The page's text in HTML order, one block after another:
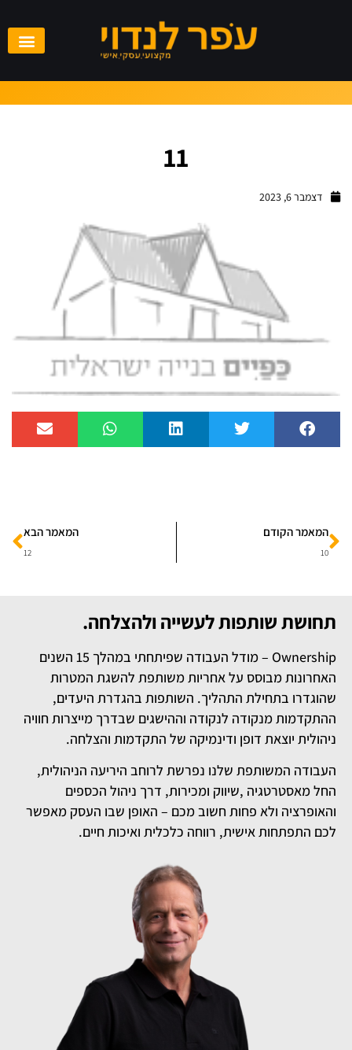
11
דצמבר 6, 2023
המאמר הקודם
10
המאמר הבא
12
תחושת שותפות לעשייה ולהצלחה.
Ownership – מודל העבודה שפיתחתי במהלך 15 השנים
האחרונות מבוסס על אחריות משותפת להשגת המטרות
שהוגדרו בתחילת התהליך. השותפות בהגדרת היעדים,
ההתקדמות מנקודה לנקודה וההישגים שבדרך מייצרות חוויה
ניהולית יוצאת דופן ודינמיקה של התקדמות והצלחה.
העבודה המשותפת שלנו נפרשת לרוחב היריעה הניהולית,
החל מאסטרטגיה ,שיווק ומכירות, דרך ניהול הכספים
והאופרציה ולא פחות חשוב מכם – האופן שבו העסק מאפשר
לכם התפתחות אישית, רווחה כלכלית ואיכות חיים.